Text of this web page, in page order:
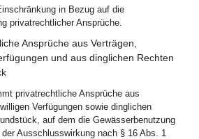
in Bezug auf die
privatrechtlicher Ansprüche.
Ansprüche aus Verträgen,
und aus dinglichen Rechten
privatrechtliche Ansprüche aus
Verfügungen sowie dinglichen
auf dem die Gewässerbenutzung
Ausschlusswirkung nach § 16 Abs. 1